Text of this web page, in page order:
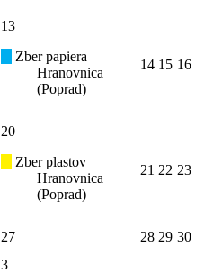
13
Zber papiera
Hranovnica
(Poprad)
14 15 16
20
Zber plastov
Hranovnica
(Poprad)
21 22 23
27 28 29 30
3